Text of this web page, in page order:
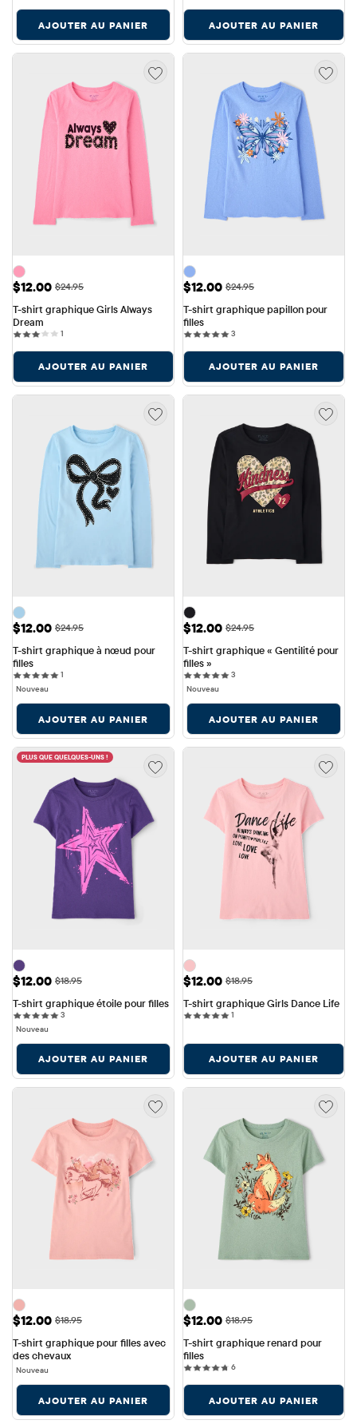
AJOUTER AU PANIER AJOUTER AU PANIER
Prix ​​de vente: $12.00
$12.00 Prix ​​d'origine: $24.95
$24.95
T-shirt graphique Girls Always
Dream
1
AJOUTER AU PANIER
Prix ​​de vente: $12.00
$12.00 Prix ​​d'origine: $24.95
$24.95
T-shirt graphique papillon pour
filles
33 reviews
AJOUTER AU PANIER
Prix ​​de vente: $12.00
$12.00 Prix ​​d'origine: $24.95
$24.95
T-shirt graphique à nœud pour
filles
1
Nouveau
AJOUTER AU PANIER
Prix ​​de vente: $12.00
$12.00 Prix ​​d'origine: $24.95
$24.95
T-shirt graphique « Gentilité pour
filles »
33 reviews
Nouveau
AJOUTER AU PANIER
PLUS QUE QUELQUES-UNS !
Prix ​​de vente: $12.00
$12.00 Prix ​​d'origine: $18.95
$18.95
T-shirt graphique étoile pour filles
33 reviews
Nouveau
AJOUTER AU PANIER
Prix ​​de vente: $12.00
$12.00 Prix ​​d'origine: $18.95
$18.95
T-shirt graphique Girls Dance Life
1
AJOUTER AU PANIER
Prix ​​de vente: $12.00
$12.00 Prix ​​d'origine: $18.95
$18.95
T-shirt graphique pour filles avec
des chevaux
Nouveau
AJOUTER AU PANIER
Prix ​​de vente: $12.00
$12.00 Prix ​​d'origine: $18.95
$18.95
T-shirt graphique renard pour
filles
66 reviews
AJOUTER AU PANIER